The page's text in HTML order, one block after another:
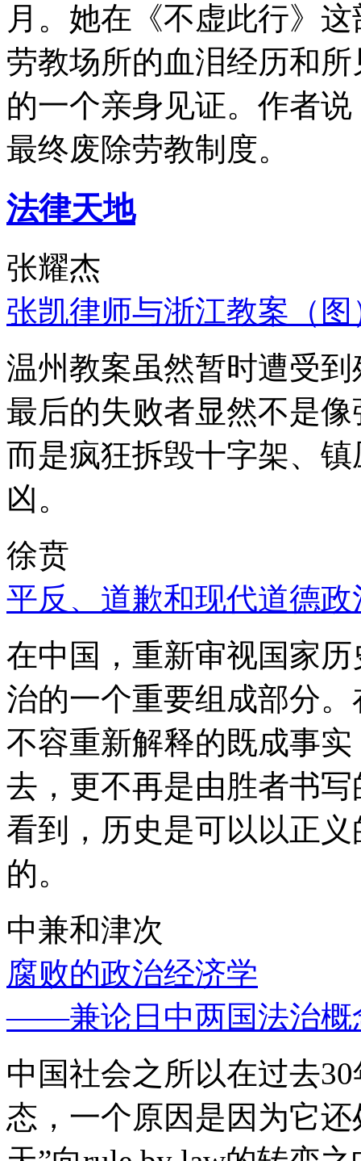
月。她在《不虚此行》
劳教场所的血泪经历和
的一个亲身见证。作者
最终废除劳教制度。
法律天地
张耀杰
张凯律师与浙江教案（图
温州教案虽然暂时遭受
最后的失败者显然不是
而是疯狂拆毁十字架、
凶。
徐贲
平反、道歉和现代道德政
在中国，重新审视国家
治的一个重要组成部分
不容重新解释的既成事
去，更不再是由胜者书
看到，历史是可以以正
的。
中兼和津次
腐败的政治经济学
——兼论日中两国法治概
中国社会之所以在过去
态，一个原因是因为它